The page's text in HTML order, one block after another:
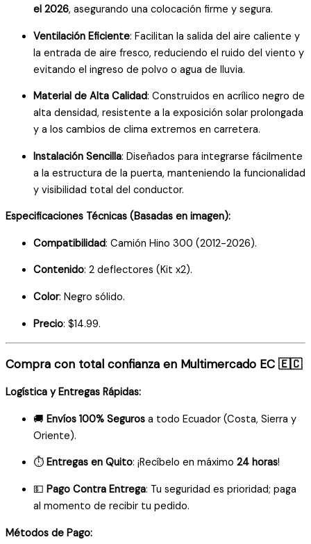
el 2026, asegurando una colocación firme y segura.
Ventilación Eficiente: Facilitan la salida del aire caliente y
la entrada de aire fresco, reduciendo el ruido del viento y
evitando el ingreso de polvo o agua de lluvia.
Material de Alta Calidad: Construidos en acrílico negro de
alta densidad, resistente a la exposición solar prolongada
y a los cambios de clima extremos en carretera.
Instalación Sencilla: Diseñados para integrarse fácilmente
a la estructura de la puerta, manteniendo la funcionalidad
y visibilidad total del conductor.
Especificaciones Técnicas (Basadas en imagen):
Compatibilidad: Camión Hino 300 (2012-2026).
Contenido: 2 deflectores (Kit x2).
Color: Negro sólido.
Precio: $14.99.
Compra con total confianza en Multimercado EC 🇪🇨
Logística y Entregas Rápidas:
🚚 Envíos 100% Seguros a todo Ecuador (Costa, Sierra y
Oriente).
⏱️ Entregas en Quito: ¡Recíbelo en máximo 24 horas!
💵 Pago Contra Entrega: Tu seguridad es prioridad; paga
al momento de recibir tu pedido.
Métodos de Pago: